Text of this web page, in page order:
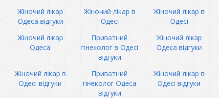
Жіночий лікар
Одеса відгуки
Жіночий лікар в
Одесі
Жіночий лікар в
Одесі
Жіночий лікар
Одеса
Приватний
гінеколог в Одесі
відгуки
Жіночий лікар
Одеса відгуки
Жіночий лікар в
Одесі відгуки
Приватний
гінеколог Одеса
відгуки
Жіночий лікар в
Одесі відгуки